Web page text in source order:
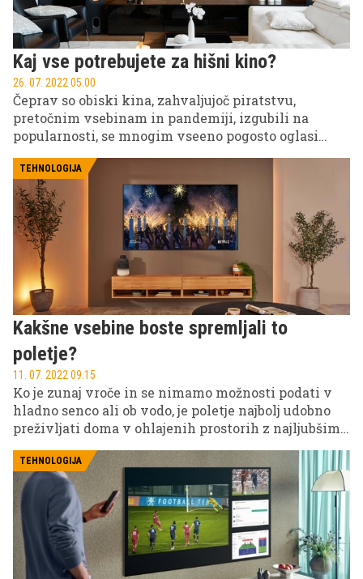
Kaj vse potrebujete za hišni kino?
26. 07. 2022 05.00
Čeprav so obiski kina, zahvaljujoč piratstvu,
pretočnim vsebinam in pandemiji, izgubili na
popularnosti, se mnogim vseeno pogosto oglasi
karte vse dražje in prihodnost negotova, je ideja o
hišnem kinu, v katerem si lahko sami v visoki
ločljivosti in veliki dimenziji ogledamo najnovejši
filmski hit, postala zelo popularna. Za vas smo
preverili, kaj vse potrebujete, da si doma ustvarite
prepričljivo izkušnjo hišnega kina.
TEHNOLOGIJA
Kakšne vsebine boste spremljali to
poletje?
11. 07. 2022 09.15
Ko je zunaj vroče in se nimamo možnosti podati v
hladno senco ali ob vodo, je poletje najbolj udobno
preživljati doma v ohlajenih prostorih z najljubšimi
sladoled in novi televizor Samsung Neo QLED 8K,
boste le s težavo vstali iz naslonjača.
TEHNOLOGIJA